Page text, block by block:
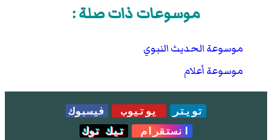
موسوعات ذات صلة :
موسوعة الحديث النبوي
موسوعة أعلام
تويتر يوتيوب
فيسبوك
انستقرام
تيك توك